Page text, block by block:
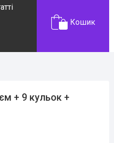
Кошик
+ 9 кульок +